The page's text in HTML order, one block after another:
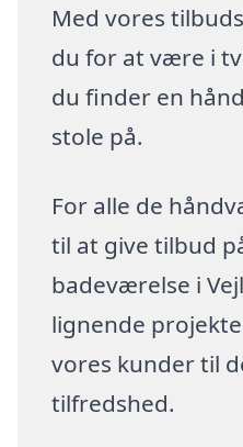
Med vores
du for at være i
du finder en
stole på.
For alle de
til at give tilbud
badeværelse i
lignende
vores kunder til
tilfredshed.